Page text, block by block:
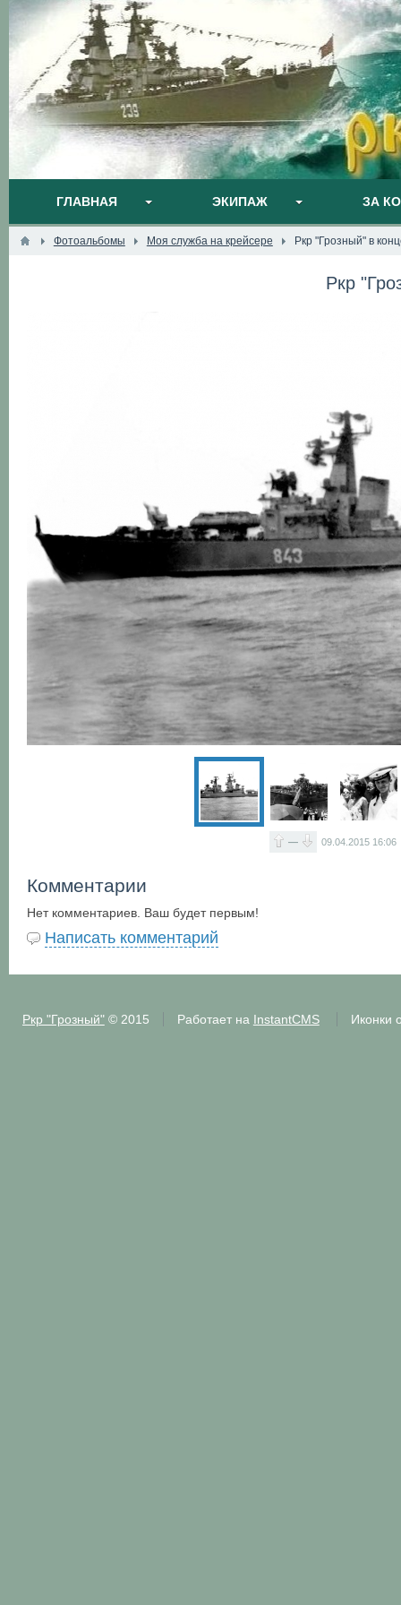
ГЛАВНАЯ ЭКИПАЖ ЗА
Фотоальбомы Моя служба на крейсере Ркр "Грозный" в
Ркр
— 09.04.2015 16:06
Комментарии
Нет комментариев. Ваш будет первым!
Написать комментарий
Ркр "Грозный"© 2015 Работает на InstantCMS Иконки